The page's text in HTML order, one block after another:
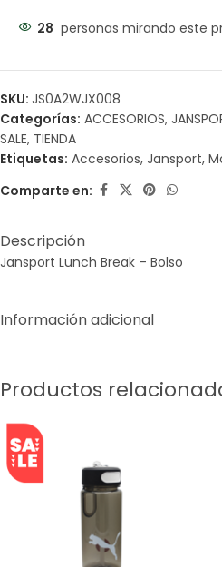
28 personas mirando este
SKU: JS0A2WJX008
Categorías: ACCESORIOS,
SALE, TIENDA
Etiquetas: Accesorios, Jansport,
Comparte en:
Descripción
Jansport Lunch Break – Bolso
Información adicional
Productos